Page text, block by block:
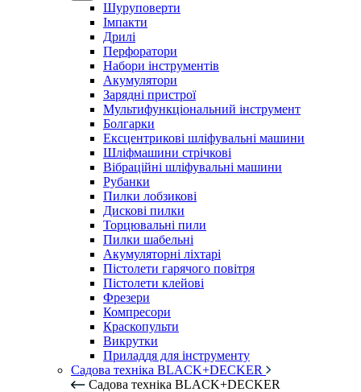
Шуруповерти
Імпакти
Дрилі
Перфоратори
Набори інструментів
Акумулятори
Зарядні пристрої
Мультифункціональний інструмент
Болгарки
Ексцентрикові шліфувальні машини
Шліфмашини стрічкові
Вібраційні шліфувальні машини
Рубанки
Пилки лобзикові
Дискові пилки
Торцювальні пили
Пилки шабельні
Акумуляторні ліхтарі
Пістолети гарячого повітря
Пістолети клейові
Фрезери
Компресори
Краскопульти
Викрутки
Приладдя для інструменту
Садова техніка BLACK+DECKER
Садова техніка BLACK+DECKER